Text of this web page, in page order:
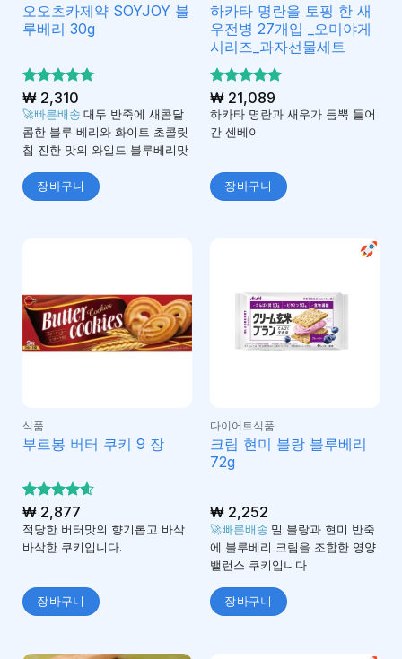
오오츠카제약 SOYJOY 블
루베리 30g
5 중에서
5로 평가
됨
₩2,310
🚀빠른배송 대두 반죽에 새콤달
콤한 블루 베리와 화이트 초콜릿
칩 진한 맛의 와일드 블루베리맛
장바구니
하카타 명란을 토핑 한 새
우전병 27개입 _오미야게
시리즈_과자선물세트
5 중에서
5로 평가
됨
₩21,089
하카타 명란과 새우가 듬뿍 들어
간 센베이
장바구니
식품
부르봉 버터 쿠키 9 장
5 중에서
4.6로 평
가됨
₩2,877
적당한 버터맛의 향기롭고 바삭
바삭한 쿠키입니다.
장바구니
다이어트식품
크림 현미 블랑 블루베리
72g
₩2,252
🚀빠른배송 밀 블랑과 현미 반죽
에 블루베리 크림을 조합한 영양
밸런스 쿠키입니다
장바구니